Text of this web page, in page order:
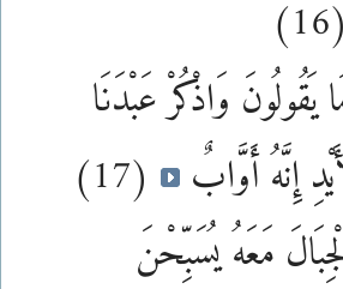
(16)
يَقُولُونَ وَاذْكُرْ عَبْدَنَا
إِنَّهُ أَوَّابٌ
(17)
مَعَهُ يُسَبِّحْنَ